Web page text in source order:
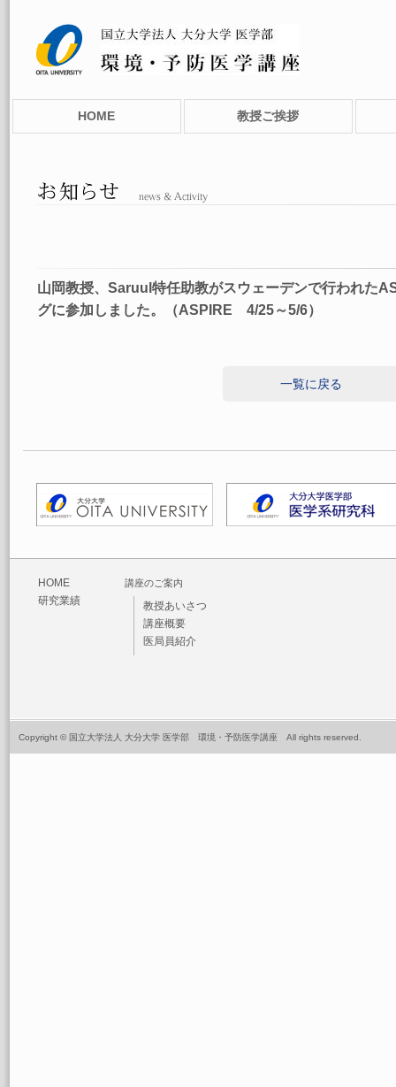
HOME 教授ご挨拶
山岡教授、Saruul特任助教がスウェーデンで行われた
グに参加しました。（ASPIRE 4/25～5/6）
一覧に戻る
HOME
研究業績
講座のご案内
教授あいさつ
講座概要
医局員紹介
Copyright © 国立大学法人 大分大学 医学部 環境・予防医学講座 All rights reserved.